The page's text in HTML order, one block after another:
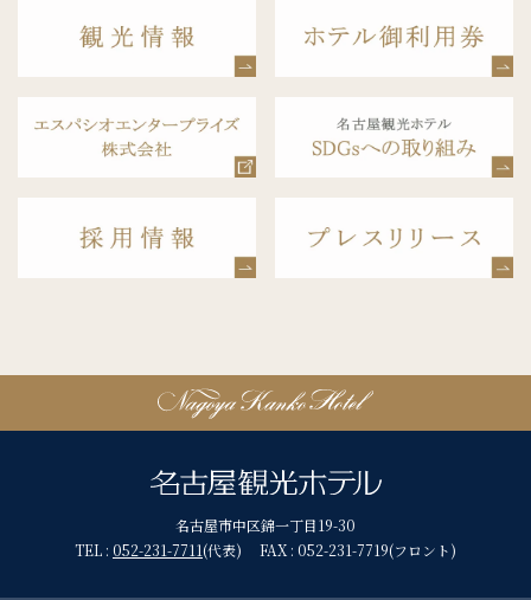
名古屋市中区錦一丁目19-30
TEL : 052-231-7711(代表) FAX : 052-231-7719(フロント)